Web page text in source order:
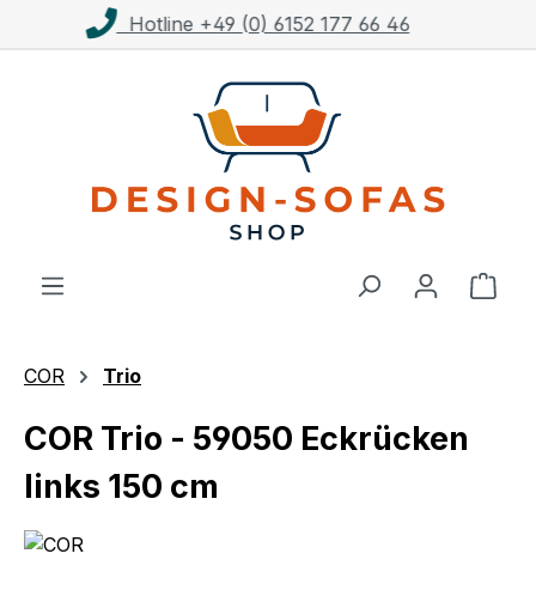
Zum Hauptinhalt springen
Kostenloser Versand ab 1.000€**
COR Trio
COR Trio - 59050 Eckrücken
links 150 cm